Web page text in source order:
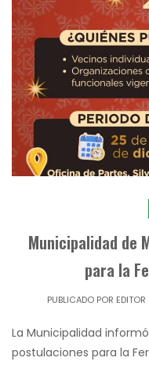
Municipalidad de
para la
PUBLICADO POR EDITOR
La Municipalidad
postulaciones para la